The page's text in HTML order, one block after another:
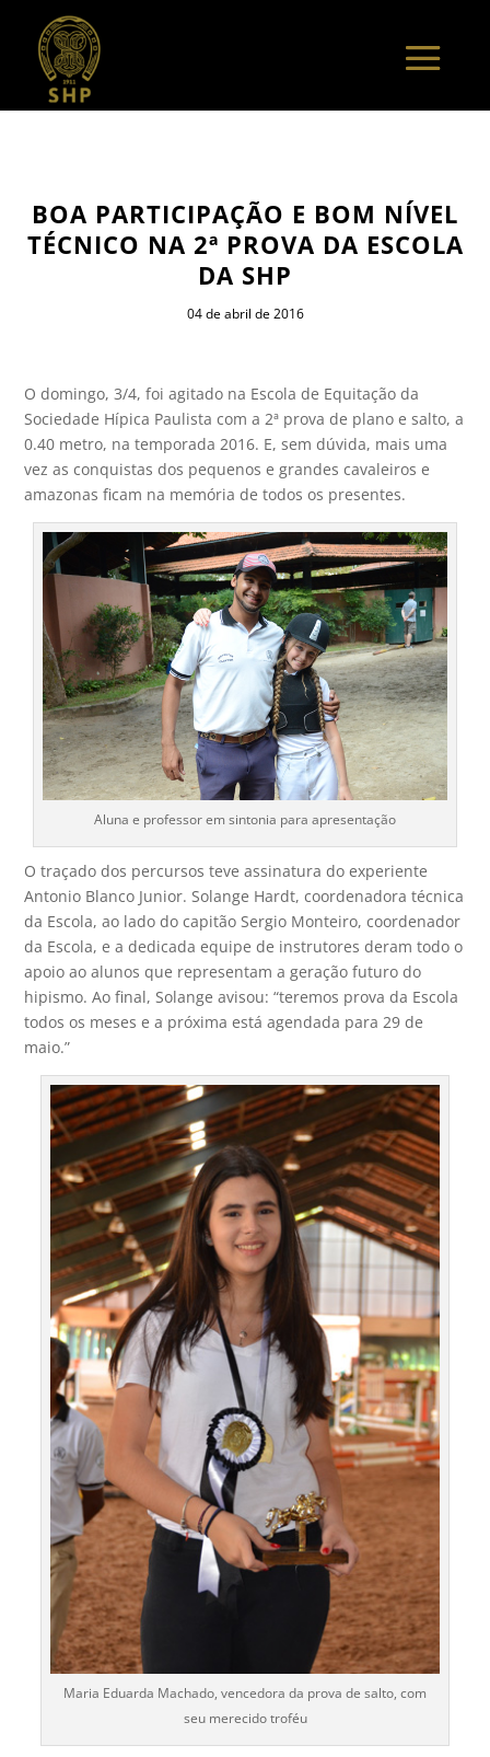
BOA PARTICIPAÇÃO E BOM NÍVEL
TÉCNICO NA 2ª PROVA DA ESCOLA
DA SHP
04 de abril de 2016
O domingo, 3/4, foi agitado na Escola de Equitação da
Sociedade Hípica Paulista com a 2ª prova de plano e salto, a
0.40 metro, na temporada 2016. E, sem dúvida, mais uma
vez as conquistas dos pequenos e grandes cavaleiros e
amazonas ficam na memória de todos os presentes.
Aluna e professor em sintonia para apresentação
O traçado dos percursos teve assinatura do experiente
Antonio Blanco Junior. Solange Hardt, coordenadora técnica
da Escola, ao lado do capitão Sergio Monteiro, coordenador
da Escola, e a dedicada equipe de instrutores deram todo o
apoio ao alunos que representam a geração futuro do
hipismo. Ao final, Solange avisou: “teremos prova da Escola
todos os meses e a próxima está agendada para 29 de
maio.”
Maria Eduarda Machado, vencedora da prova de salto, com
seu merecido troféu